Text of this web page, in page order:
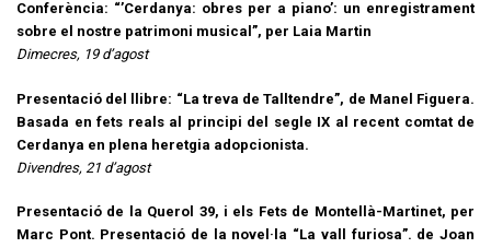
Conferència: “’Cerdanya: obres per a piano’: un enregistrament
sobre el nostre patrimoni musical”, per Laia Martin
Dimecres, 19 d’agost
Presentació del llibre: “La treva de Talltendre”, de Manel Figuera.
Basada en fets reals al principi del segle IX al recent comtat de
Cerdanya en plena heretgia adopcionista.
Divendres, 21 d’agost
Presentació de la Querol 39, i els Fets de Montellà-Martinet, per
Marc Pont. Presentació de la novel·la “La vall furiosa”. de Joan